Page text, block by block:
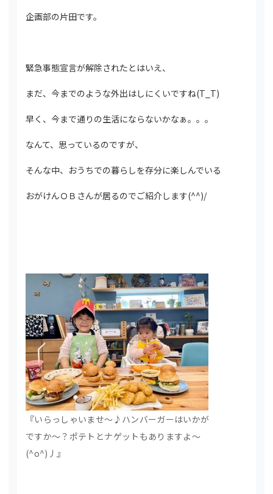
企画部の片田です。
緊急事態宣言が解除されたとはいえ、
まだ、今までのような外出はしにくいですね(T_T)
早く、今まで通りの生活にならないかなぁ。。。
なんて、思っているのですが、
そんな中、おうちでの暮らしを存分に楽しんでいる
おがけんＯＢさんが居るのでご紹介します(^^)/
『いらっしゃいませ～♪ハンバーガーはいかが
ですか～？ポテトとナゲットもありますよ～
(^o^)丿』